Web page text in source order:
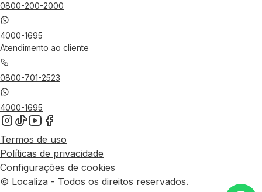
0800-200-2000
4000-1695
Atendimento ao cliente
0800-701-2523
4000-1695
Termos de uso
Políticas de privacidade
Configurações de cookies
© Localiza - Todos os direitos reservados.